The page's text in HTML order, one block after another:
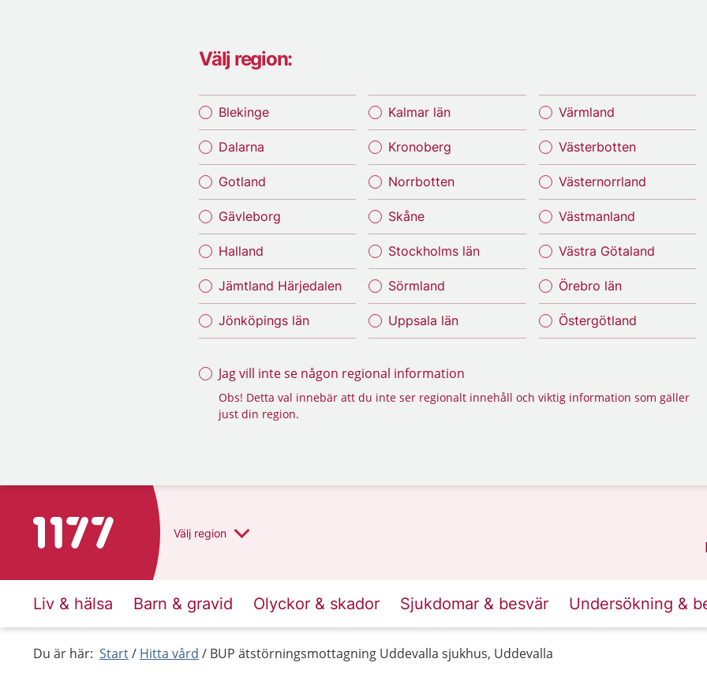
Välj region:
Blekinge
Dalarna
Gotland
Gävleborg
Halland
Jämtland Härjedalen
Jönköpings län
Kalmar län
Kronoberg
Norrbotten
Skåne
Stockholms län
Sörmland
Uppsala län
Värmland
Västerbotten
Västernorrland
Västmanland
Västra Götaland
Örebro län
Östergötland
Jag vill inte se någon regional information
Obs! Detta val innebär att du inte ser regionalt innehåll och viktig information som gäller
just din region.
Till startsidan för 1177 Välj region
Liv & hälsa Barn & gravid Olyckor & skador Sjukdomar & besvär Undersökning &
Du är här: Start Hitta vård BUP ätstörningsmottagning Uddevalla sjukhus, Uddevalla